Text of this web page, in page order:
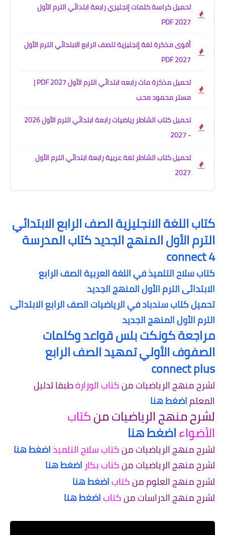
تحميل كراسة كلمات إنجليزي رابعة ابتدائي الترم الأول
2027 PDF
أقوى مذكرة لغة إنجليزية للصف الرابع الابتدائي الترم الأول
2027 PDF
تحميل مذكرة ماث رابعه ابتدائي الترم الأول 2027 PDF |
مستر محمود محب
تحميل كتاب الشاطر رياضيات رابعة ابتدائي الترم الأول 2026
- 2027
تحميل كتاب الشاطر لغة عربية رابعة ابتدائي الترم الأول
2027
كتاب اللغة الانجليزية الصف الرابع الابتدائي
الترم الأول المنهج الجديد كتاب المدرسة
connect 4
كتاب سلاح التلميذ في اللغة العربية الصف الرابع
الابتدائى الترم الأول المنهج الجديد
تحميل كتاب سندباد في الرياضيات الصف الرابع الابتدائى
الترم الأول المنهج الجديد
مراجعة كونكت بلس قواعد وكلمات
الصفوف الأولي تمهيد الصف الرابع
connect plus
لشرح منهج الرياضيات منكتاب الوزارةطبقا لدليل
المعلماضغط هنا
لشرح منهج الرياضيات منكتاب
الأضواءاضغط هنا
لشرح منهج الرياضيات منكتاب سلاح التلميذاضغط هنا
لشرح منهج الرياضيات منكتاب بكار اضغط هنا
لشرح منهج العلوم منكتاباضغط هنا
لشرح منهج الدراسات منكتاباضغط هنا